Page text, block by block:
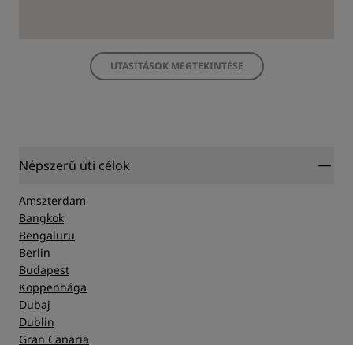
UTASÍTÁSOK MEGTEKINTÉSE
Népszerű úti célok
Amszterdam
Bangkok
Bengaluru
Berlin
Budapest
Koppenhága
Dubaj
Dublin
Gran Canaria